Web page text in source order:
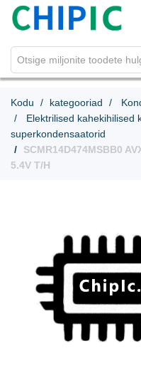
Kodu kategooriad
Elektrilised kahekihilised
superkondensaatorid
SCMR14D474MSBB0
5.4V T/H